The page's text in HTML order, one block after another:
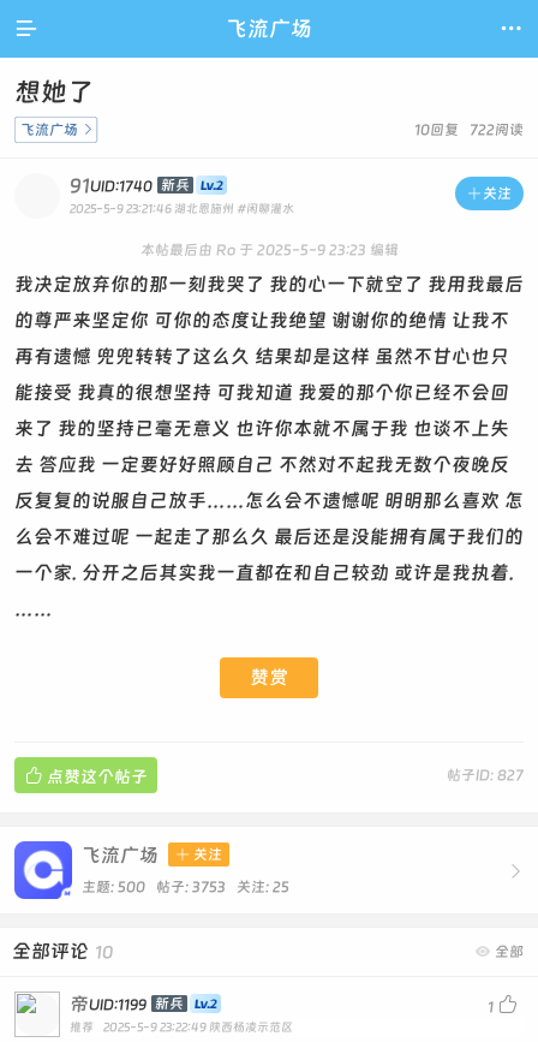
 飞流广场 
想她了
10回复 722阅读
飞流广场 
 关注
91UID:1740 新兵
2025-5-9 23:21:46 湖北恩施州 #闲聊灌水
本帖最后由 Ro 于 2025-5-9 23:23 编辑
我决定放弃你的那一刻我哭了 我的心一下就空了 我用我最后
的尊严来坚定你 可你的态度让我绝望 谢谢你的绝情 让我不
再有遗憾 兜兜转转了这么久 结果却是这样 虽然不甘心也只
能接受 我真的很想坚持 可我知道 我爱的那个你已经不会回
来了 我的坚持已毫无意义 也许你本就不属于我 也谈不上失
去 答应我 一定要好好照顾自己 不然对不起我无数个夜晚反
反复复的说服自己放手……怎么会不遗憾呢 明明那么喜欢 怎
么会不难过呢 一起走了那么久 最后还是没能拥有属于我们的
一个家. 分开之后其实我一直都在和自己较劲 或许是我执着.
……
赞赏
帖子ID: 827
 点赞这个帖子

飞流广场  关注
主题: 500 帖子: 3753 关注: 25
 全部
全部评论 10
1 
帝UID:1199 新兵
推荐 2025-5-9 23:22:49 陕西杨凌示范区